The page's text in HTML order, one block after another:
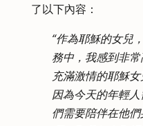
了以下內容：
“作為耶穌的女兒
務中，我感到非
充滿激情的耶穌
因為今天的年輕
們需要陪伴在他